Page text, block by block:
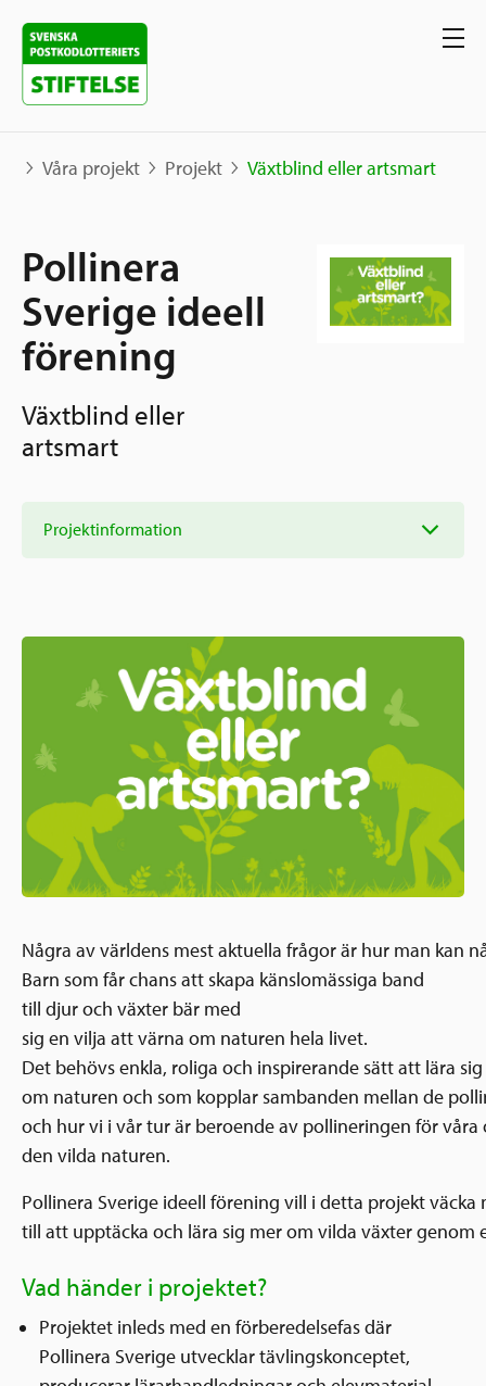
Projekt
Karta
Berättelser
Våra stöd
Sverige och övriga världen
Grannskapsinitiativet
Utlysningar
Sök stöd
Ansök
Rekommendationer
Sverige och övriga världen
Grannskapsinitiativet
Uppdrag
Medarbetare & styrelse
Kontakt
Pressrum
Nyheter & kalenderhändelser
Postkodlotteriet
Våra projekt Projekt Växtblind eller artsmart
Pollinera
Sverige ideell
förening
Växtblind eller
artsmart
Projektinformation
Några av världens mest aktuella frågor är hur man kan
Barn som får chans att skapa känslomässiga band
till djur och växter bär med
sig en vilja att värna om naturen hela livet.
Det behövs enkla, roliga och inspirerande sätt att lära sig
om naturen och som kopplar sambanden mellan de
och hur vi i vår tur är beroende av pollineringen för våra
den vilda naturen.
Pollinera Sverige ideell förening vill i detta projekt
till att upptäcka och lära sig mer om vilda växter
Vad händer i projektet?
Projektet inleds med en förberedelsefas där
Pollinera Sverige utvecklar tävlingskonceptet,